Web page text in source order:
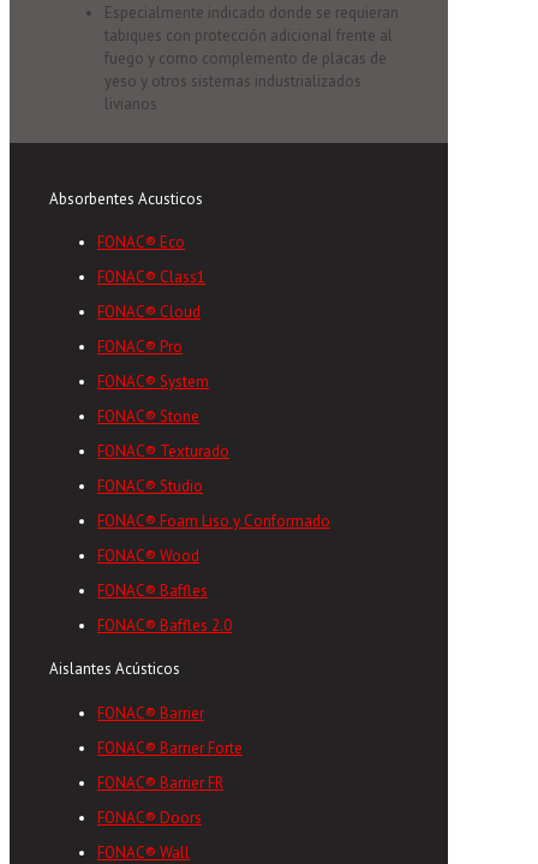
Especialmente indicado donde se requieran
tabiques con protección adicional frente al
fuego y como complemento de placas de
yeso y otros sistemas industrializados
livianos
Absorbentes Acusticos
FONAC® Eco
FONAC® Class1
FONAC® Cloud
FONAC® Pro
FONAC® System
FONAC® Stone
FONAC® Texturado
FONAC® Studio
FONAC® Foam Liso y Conformado
FONAC® Wood
FONAC® Baffles
FONAC® Baffles 2.0
Aislantes Acústicos
FONAC® Barrier
FONAC® Barrier Forte
FONAC® Barrier FR
FONAC® Doors
FONAC® Wall